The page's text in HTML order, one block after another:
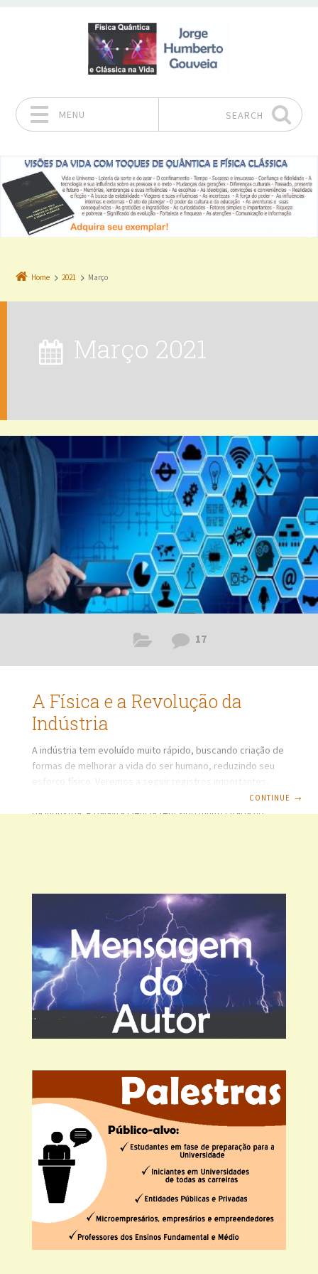
MENU SEARCH
Home 2021 Março
Março 2021
17
A Física e a Revolução da
Indústria
A indústria tem evoluído muito rápido, buscando criação de
formas de melhorar a vida do ser humano, reduzindo seu
esforço físico. Veremos a seguir registros importantes,
que têm evidenciado isso e a consequência da revolução
da indústria. A palavra ciência tem sido muito citada no
talvez
CONTINUE →